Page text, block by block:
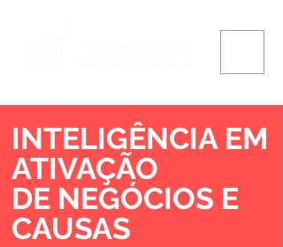
INTELIGÊNCIA EM
ATIVAÇÃO
DE NEGÓCIOS E
CAUSAS